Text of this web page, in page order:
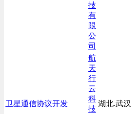
技
有
限
公
司
卫星通信协议开发
航
天
行
云
科
技
湖北.武汉